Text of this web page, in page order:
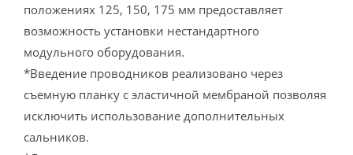
положениях 125, 150, 175 мм предоставляет
возможность установки нестандартного
модульного оборудования.
*Введение проводников реализовано через
съемную планку с эластичной мембраной позволяя
исключить использование дополнительных
сальников.